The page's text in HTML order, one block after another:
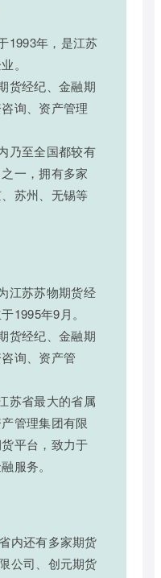
1993年，是江苏
。
货经纪、金融期
询、资产管理
乃至全国都较有
一，拥有多家
苏州、无锡等
江苏苏物期货经
1995年9月。
货经纪、金融期
询、资产管
苏省最大的省属
管理集团有限
平台，致力于
服务。
内还有多家期货
公司、创元期货